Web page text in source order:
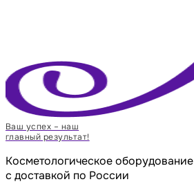
Ваш успех – наш
главный результат!
Косметологическое оборудование
с доставкой по России